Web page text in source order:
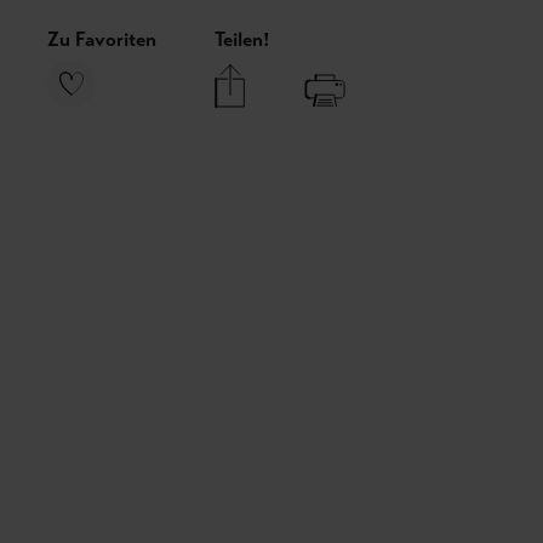
Zu Favoriten Teilen!